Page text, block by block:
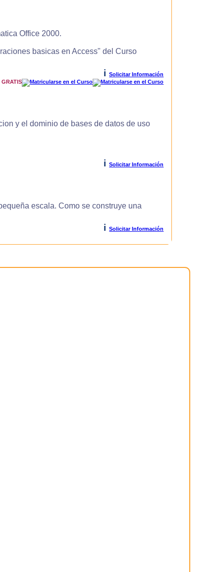
Office 2000.
basicas en Access" del Curso
i
Solicitar Información
y el dominio de bases de datos de uso
i Solicitar Información
escala. Como se construye una
i Solicitar Información